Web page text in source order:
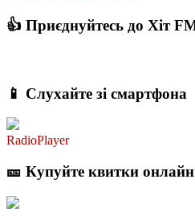
👍 Приєднуйтесь до Хіт
📱 Слухайте зі смартфона
RadioPlayer
🎫 Купуйте квитки онлайн